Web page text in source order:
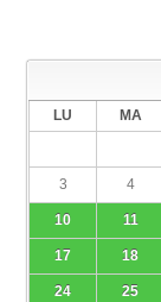
LU
MA
3 4
10 11
17 18
24 25